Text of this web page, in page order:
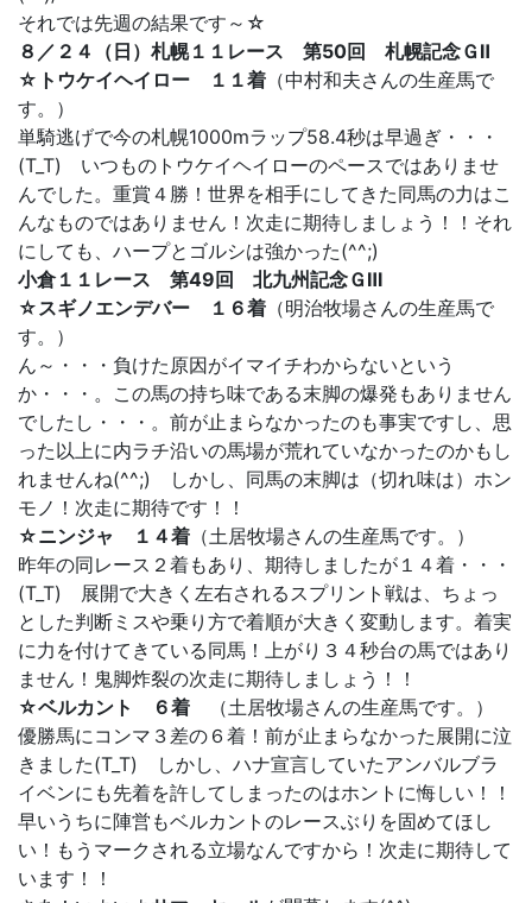
それでは先週の結果です～☆
８／２４（日）札幌１１レース 第50回 札幌記念ＧⅡ
☆トウケイヘイロー １１着 （中村和夫さんの生産馬で
す。）
単騎逃げで今の札幌1000mラップ58.4秒は早過ぎ・・・
(T_T) いつものトウケイヘイローのペースではありませ
んでした。重賞４勝！世界を相手にしてきた同馬の力はこ
んなものではありません！次走に期待しましょう！！それ
にしても、ハープとゴルシは強かった(^^;)
小倉１１レース 第49回 北九州記念ＧⅢ
☆スギノエンデバー １６着 （明治牧場さんの生産馬で
す。）
ん～・・・負けた原因がイマイチわからないという
か・・・。この馬の持ち味である末脚の爆発もありません
でしたし・・・。前が止まらなかったのも事実ですし、思
った以上に内ラチ沿いの馬場が荒れていなかったのかもし
れませんね(^^;) しかし、同馬の末脚は（切れ味は）ホン
モノ！次走に期待です！！
☆ニンジャ １４着 （土居牧場さんの生産馬です。）
昨年の同レース２着もあり、期待しましたが１４着・・・
(T_T) 展開で大きく左右されるスプリント戦は、ちょっ
とした判断ミスや乗り方で着順が大きく変動します。着実
に力を付けてきている同馬！上がり３４秒台の馬ではあり
ません！鬼脚炸裂の次走に期待しましょう！！
☆ベルカント ６着 （土居牧場さんの生産馬です。）
優勝馬にコンマ３差の６着！前が止まらなかった展開に泣
きました(T_T) しかし、ハナ宣言していたアンバルブラ
イベンにも先着を許してしまったのはホントに悔しい！！
早いうちに陣営もベルカントのレースぶりを固めてほし
い！もうマークされる立場なんですから！次走に期待して
います！！